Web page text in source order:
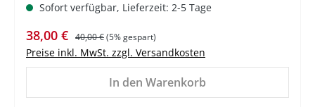
Sofort verfügbar, Lieferzeit: 2-5 Tage
Verkaufspreis:
38,00 € Regulärer Preis:
40,00 €(5% gespart)
Preise inkl. MwSt. zzgl. Versandkosten
In den Warenkorb